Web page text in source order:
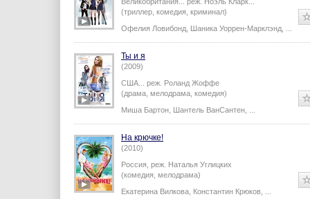
(триллер, комедия, криминал)
Офелия Ловибонд Шаника Уоррен-Марклэнд
Ты и я
(2009)
США... реж. Роланд Жоффе
(драма, мелодрама, комедия)
Миша Бартон Шантель ВанСантен
На крючке!
(2010)
Россия, реж. Наталья Углицких
(комедия, мелодрама)
Екатерина Вилкова Константин Крюков